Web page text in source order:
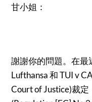
甘小姐：
謝謝你的問題。在最
Lufthansa 和 TUI v
Court of Justice)裁